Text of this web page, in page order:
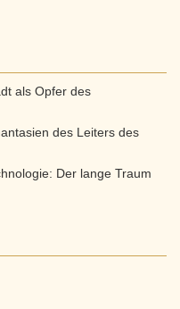
als Opfer des
des Leiters des
Der lange Traum